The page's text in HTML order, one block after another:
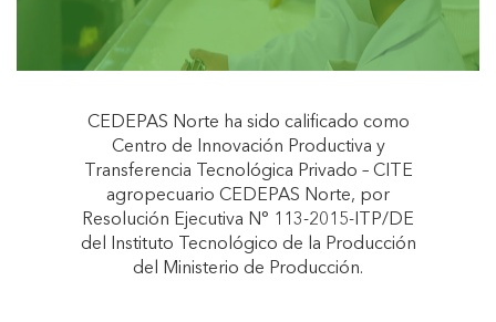
CEDEPAS Norte ha sido calificado como
Centro de Innovación Productiva y
Transferencia Tecnológica Privado – CITE
agropecuario CEDEPAS Norte, por
Resolución Ejecutiva N° 113-2015-ITP/DE
del Instituto Tecnológico de la Producción
del Ministerio de Producción.